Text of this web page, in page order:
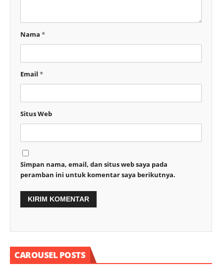
Nama *
Email *
Situs Web
Simpan nama, email, dan situs web saya pada
peramban ini untuk komentar saya berikutnya.
CAROUSEL POSTS